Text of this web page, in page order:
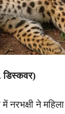
डिस्कवर)
नरभक्षी ने